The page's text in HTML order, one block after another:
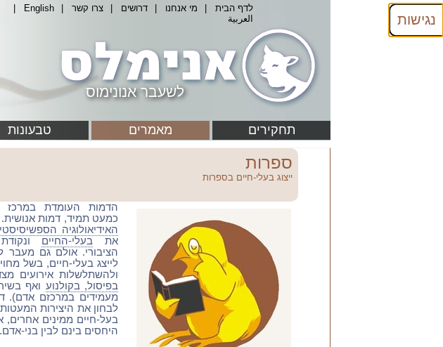
נגישות
תחקירים מאמרים טבעונות
לשעבר אנונימוס
לדף הבית מי אנחנו דרושים צרו קשר English
العربية
ספרות
ייצוג בעלי-חיים בספרות
הדמות העומדת במרכז
כמעט תמיד, דמות
האידיאולוגיה
את בעלי-החיים
הציבורי. אולם גם מעבר
לייצג בעלי-חיים, בשל
ולהשתלשלות אירועים
בפיסול, בקולנוע ואף
מעמידים במרכזם אדם).
לבחון את היצירות
בעל-חיים ממינים אחרים,
היחסים בינם לבין בני-אדם.